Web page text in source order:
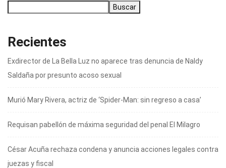
Buscar
Recientes
Exdirector de La Bella Luz no aparece tras denuncia de Naldy
Saldaña por presunto acoso sexual
Murió Mary Rivera, actriz de ‘Spider-Man: sin regreso a casa’
Requisan pabellón de máxima seguridad del penal El Milagro
César Acuña rechaza condena y anuncia acciones legales contra
juezas y fiscal